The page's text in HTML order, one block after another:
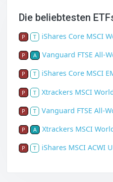
Die beliebtesten
P T iShares Core MSCI
P A Vanguard FTSE All-
P T iShares Core MSCI
P T Xtrackers MSCI
P T Vanguard FTSE All-
P A Xtrackers MSCI
P T iShares MSCI ACWI